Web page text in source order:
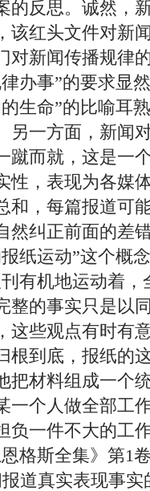
的反思。诚然，
该红头文件对新
对新闻传播规律
办事”的要求显
命”的比喻耳
另一方面，新闻
蹴而就，这是一
性，表现为各媒
和，每篇报道可
然纠正前面的差
运动”这个概
有机地运动着
整的事实只是以
这些观点有时有
根到底，报纸的
把材料组成一个
个人做全部工
负一件不大的
格斯全集》第1
道真实表现事